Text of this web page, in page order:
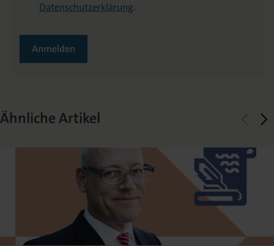
Datenschutzerklärung.
Anmelden
Ähnliche Artikel